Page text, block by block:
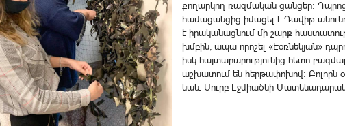
քողարկող ռազմական ցանցեր:
համացանցից իմացել է Դավիթ
է իրականացնում մի շարք
խմբին, ապա որոշել «Էօռնեկյան»
իսկ հայտարարությունից հետո
աշխատում են հերթափոխով։ Բոլորն
նաև Սուրբ Էջմիածնի